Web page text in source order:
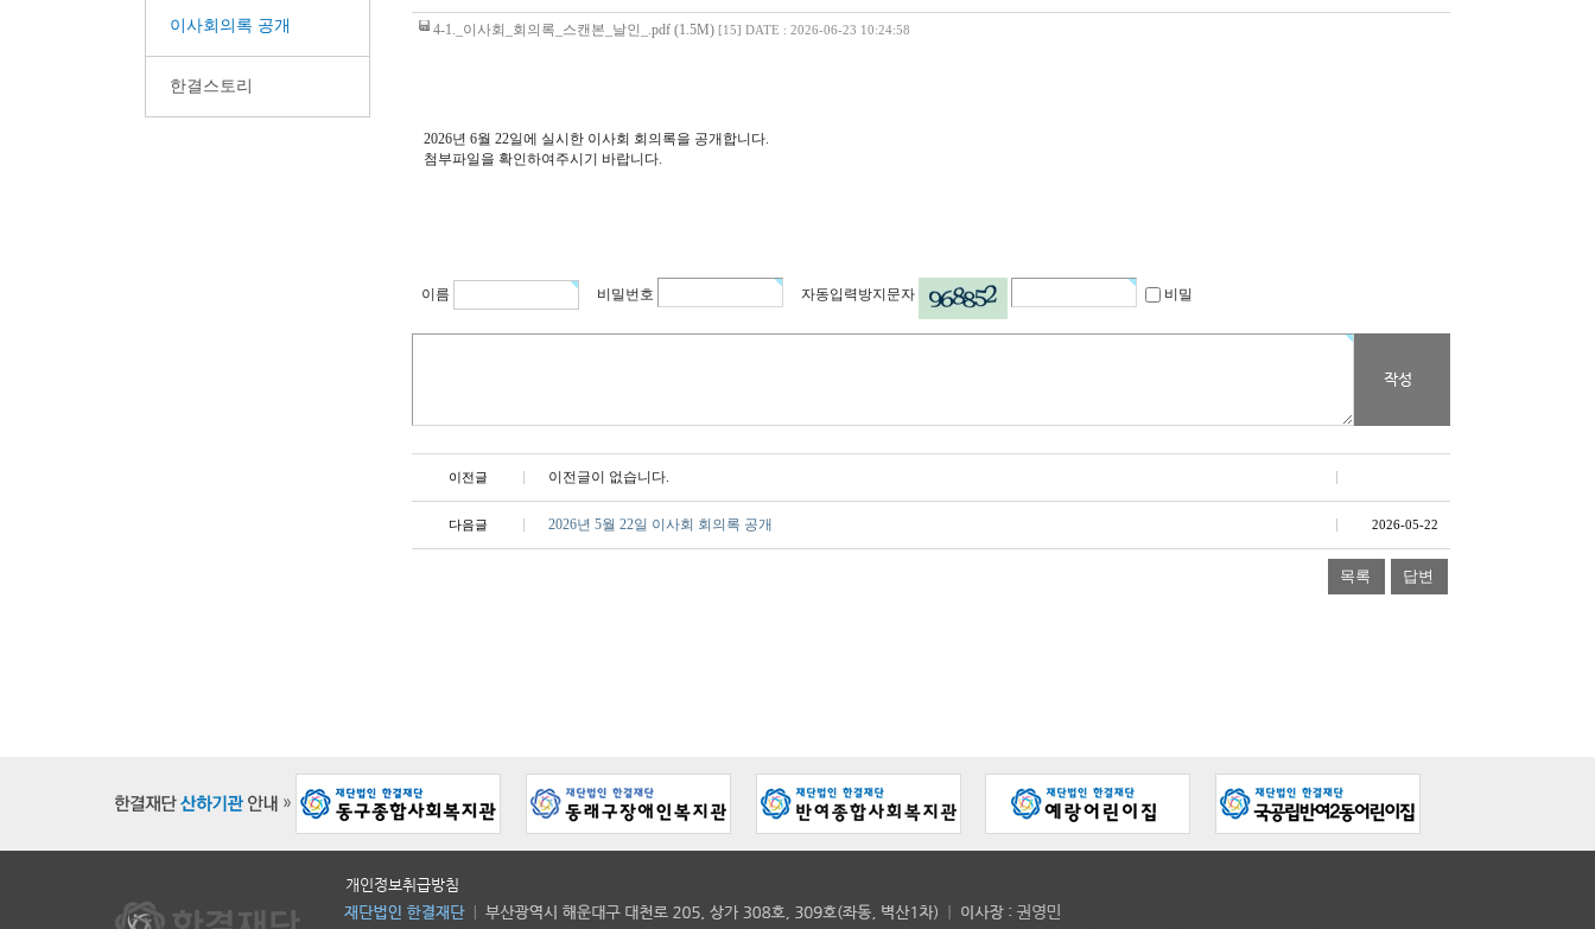
이사회의록 공개
한결스토리
4-1._이사회_회의록_스캔본_날인_.pdf (1.5M) [15] DATE : 2026-06-23 10:24:58
2026년 6월 22일에 실시한 이사회 회의록을 공개합니다.
첨부파일을 확인하여주시기 바랍니다.
이름 비밀번호 자동입력방지문자 비밀
이전글 이전글이 없습니다.
다음글 2026년 5월 22일 이사회 회의록 공개 2026-05-22
목록 답변
개인정보취급방침